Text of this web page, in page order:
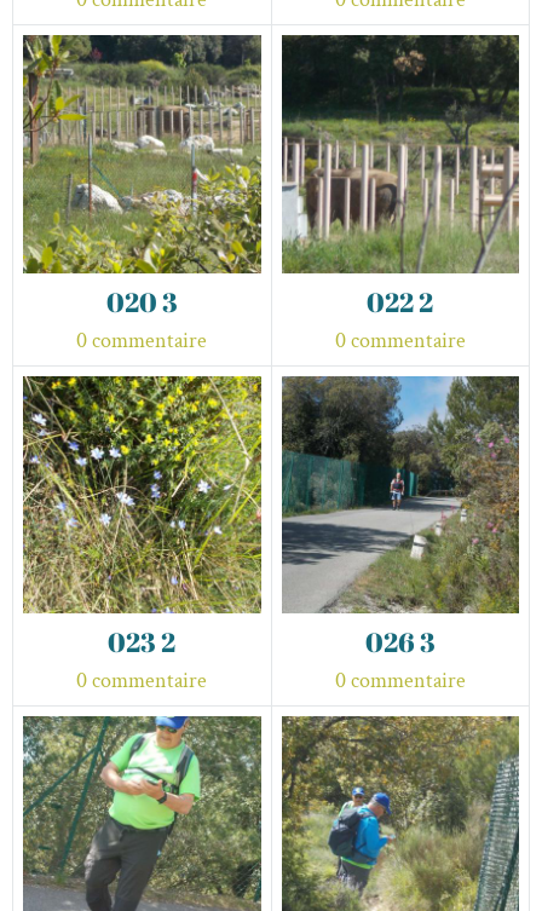
020 3
0 commentaire
022 2
0 commentaire
023 2
0 commentaire
026 3
0 commentaire